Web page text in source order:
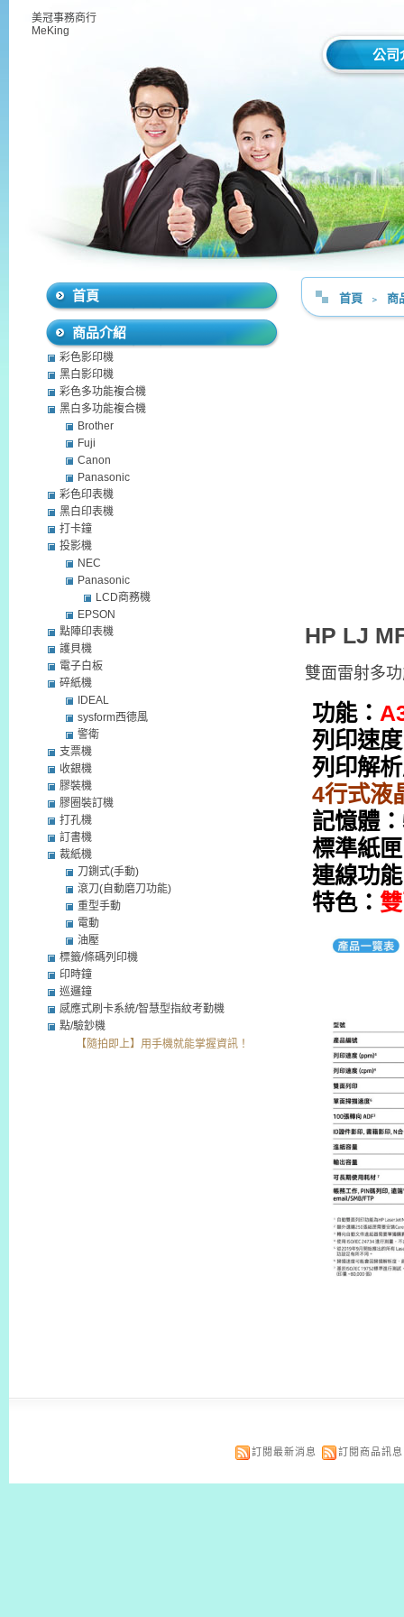
美冠事務商行
MeKing
公司
首頁 ﹥ 商
HP LJ
雙面雷射多
功能：
列印速
列印解
4行式液
記憶體
標準紙
連線功
特色：
首頁
商品介紹
彩色影印機
黑白影印機
彩色多功能複合機
黑白多功能複合機
Brother
Fuji
Canon
Panasonic
彩色印表機
黑白印表機
打卡鐘
投影機
NEC
Panasonic
LCD商務機
EPSON
點陣印表機
護貝機
電子白板
碎紙機
IDEAL
sysform西德風
警衛
支票機
收銀機
膠裝機
膠圈裝訂機
打孔機
訂書機
裁紙機
刀鍘式(手動)
滾刀(自動磨刀功能)
重型手動
電動
油壓
標籤/條碼列印機
印時鐘
巡邏鐘
感應式刷卡系統/智慧型指紋考勤機
點/驗鈔機
【隨拍即上】用手機就能掌握資訊！
訂閱最新消息 訂閱商品訊息